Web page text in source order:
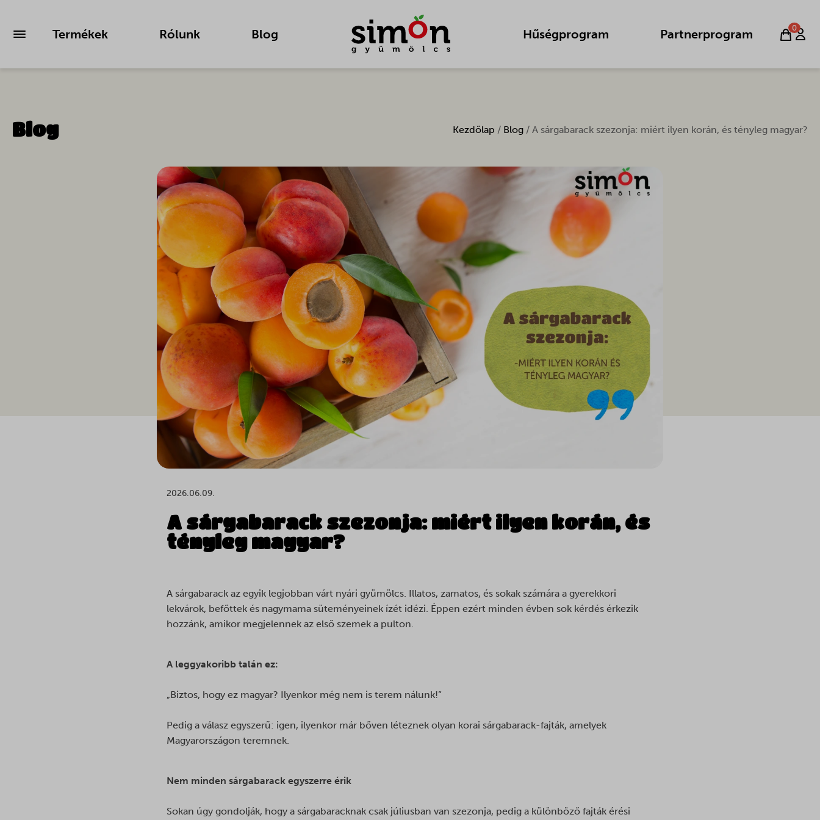
Termékek Rólunk Blog Hűségprogram Partnerprogram 0
Blog Kezdőlap / Blog / A sárgabarack szezonja: miért ilyen korán, és tényleg magyar?
2026.06.09.
A sárgabarack szezonja: miért ilyen korán, és
tényleg magyar?
A sárgabarack az egyik legjobban várt nyári gyümölcs. Illatos, zamatos, és sokak számára a gyerekkori
lekvárok, befőttek és nagymama süteményeinek ízét idézi. Éppen ezért minden évben sok kérdés érkezik
hozzánk, amikor megjelennek az első szemek a pulton.
A leggyakoribb talán ez:
„Biztos, hogy ez magyar? Ilyenkor még nem is terem nálunk!”
Pedig a válasz egyszerű: igen, ilyenkor már bőven léteznek olyan korai sárgabarack-fajták, amelyek
Magyarországon teremnek.
Nem minden sárgabarack egyszerre érik
Sokan úgy gondolják, hogy a sárgabaracknak csak júliusban van szezonja, pedig a különböző fajták érési